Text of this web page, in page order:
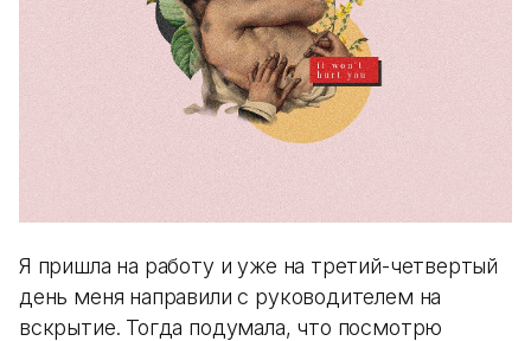
Я пришла на работу и уже на третий-четвертый
день меня направили с руководителем на
вскрытие. Тогда подумала, что посмотрю